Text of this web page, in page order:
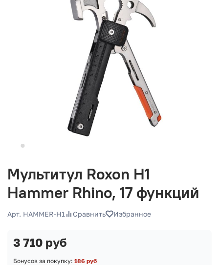
Мультитул Roxon H1
Hammer Rhino, 17 функций
Арт. HAMMER-H1 Сравнить Избранное
3 710 руб
Бонусов за покупку: 186 руб